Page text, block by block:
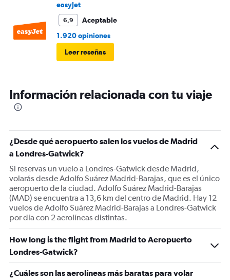
easyJet
6,9
Aceptable
1.920 opiniones
Leer reseñas
Información relacionada con tu viaje
¿Desde qué aeropuerto salen los vuelos de Madrid
a Londres-Gatwick?
Si reservas un vuelo a Londres-Gatwick desde Madrid,
volarás desde Adolfo Suárez Madrid-Barajas, que es el único
aeropuerto de la ciudad. Adolfo Suárez Madrid-Barajas
(MAD) se encuentra a 13,6 km del centro de Madrid. Hay 12
vuelos de Adolfo Suárez Madrid-Barajas a Londres-Gatwick
por día con 2 aerolíneas distintas.
How long is the flight from Madrid to Aeropuerto
Londres-Gatwick?
¿Cuáles son las aerolíneas más baratas para volar